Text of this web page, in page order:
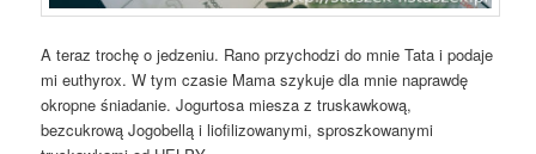
A teraz trochę o jedzeniu. Rano przychodzi do mnie Tata i podaje
mi euthyrox. W tym czasie Mama szykuje dla mnie naprawdę
okropne śniadanie. Jogurtosa miesza z truskawkową,
bezcukrową Jogobellą i liofilizowanymi, sproszkowanymi